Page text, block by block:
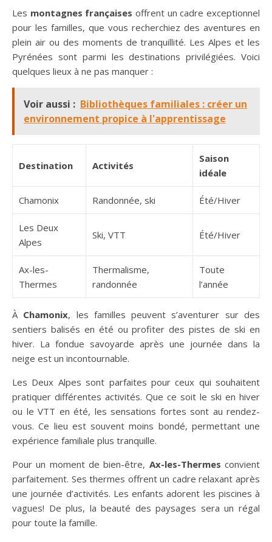
Les montagnes françaises offrent un cadre exceptionnel
pour les familles, que vous recherchiez des aventures en
plein air ou des moments de tranquillité. Les Alpes et les
Pyrénées sont parmi les destinations privilégiées. Voici
quelques lieux à ne pas manquer :
Voir aussi : Bibliothèques familiales : créer un
environnement propice à l'apprentissage
Destination Activités
Saison
idéale
Chamonix Randonnée, ski Été/Hiver
Les Deux
Alpes
Ski, VTT Été/Hiver
Ax-les-
Thermes
Thermalisme,
randonnée
Toute
l’année
À Chamonix, les familles peuvent s’aventurer sur des
sentiers balisés en été ou profiter des pistes de ski en
hiver. La fondue savoyarde après une journée dans la
neige est un incontournable.
Les Deux Alpes sont parfaites pour ceux qui souhaitent
pratiquer différentes activités. Que ce soit le ski en hiver
ou le VTT en été, les sensations fortes sont au rendez-
vous. Ce lieu est souvent moins bondé, permettant une
expérience familiale plus tranquille.
Pour un moment de bien-être, Ax-les-Thermes convient
parfaitement. Ses thermes offrent un cadre relaxant après
une journée d’activités. Les enfants adorent les piscines à
vagues! De plus, la beauté des paysages sera un régal
pour toute la famille.